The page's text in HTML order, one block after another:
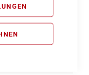
Info